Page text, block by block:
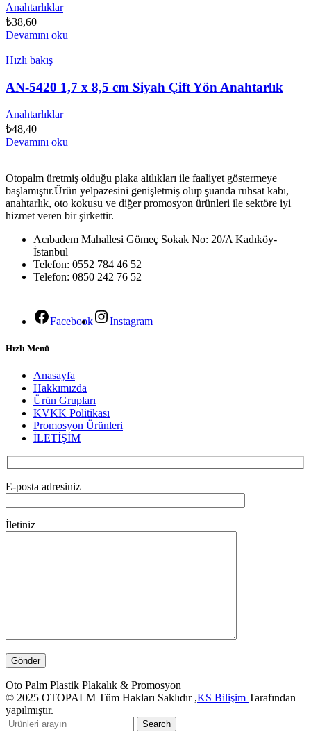
Anahtarlıklar
₺38,60
Devamını oku
Hızlı bakış
AN-5420 1,7 x 8,5 cm Siyah Çift Yön Anahtarlık
Anahtarlıklar
₺48,40
Devamını oku
Otopalm üretmiş olduğu plaka altlıkları ile faaliyet göstermeye
başlamıştır.Ürün yelpazesini genişletmiş olup şuanda ruhsat kabı,
anahtarlık, oto kokusu ve diğer promosyon ürünleri ile sektöre iyi
hizmet veren bir şirkettir.
Acıbadem Mahallesi Gömeç Sokak No: 20/A Kadıköy-
İstanbul
Telefon: 0552 784 46 52
Telefon: 0850 242 76 52
Facebook Instagram
Hızlı Menü
Anasayfa
Hakkımızda
Ürün Grupları
KVKK Politikası
Promosyon Ürünleri
İLETİŞİM
E-posta adresiniz
İletiniz
Oto Palm Plastik Plakalık & Promosyon
© 2025 OTOPALM Tüm Hakları Saklıdır ,KS Bilişim Tarafından
yapılmıştır.
Search